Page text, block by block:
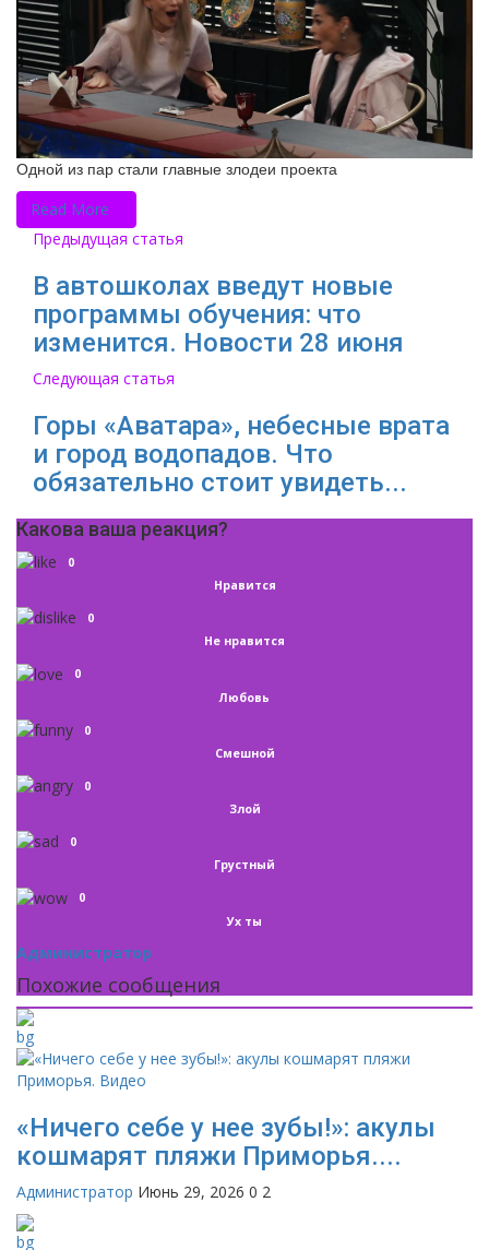
Одной из пар стали главные злодеи проекта
Read More
Предыдущая статья
В автошколах введут новые
программы обучения: что
изменится. Новости 28 июня
Следующая статья
Горы «Аватара», небесные врата
и город водопадов. Что
обязательно стоит увидеть...
Какова ваша реакция?
0
Нравится
0
Не нравится
0
Любовь
0
Смешной
0
Злой
0
Грустный
0
Ух ты
Администратор
Похожие сообщения
«Ничего себе у нее зубы!»: акулы
кошмарят пляжи Приморья....
Администратор Июнь 29, 2026 0 2